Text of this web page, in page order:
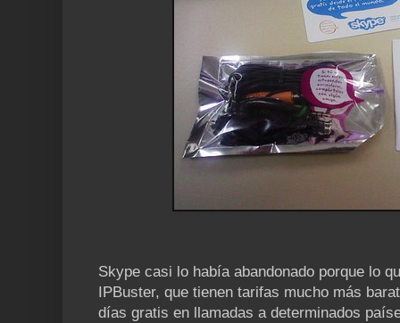
Skype casi lo había abandonado porque lo
IPBuster, que tienen tarifas mucho más
días gratis en llamadas a determinados